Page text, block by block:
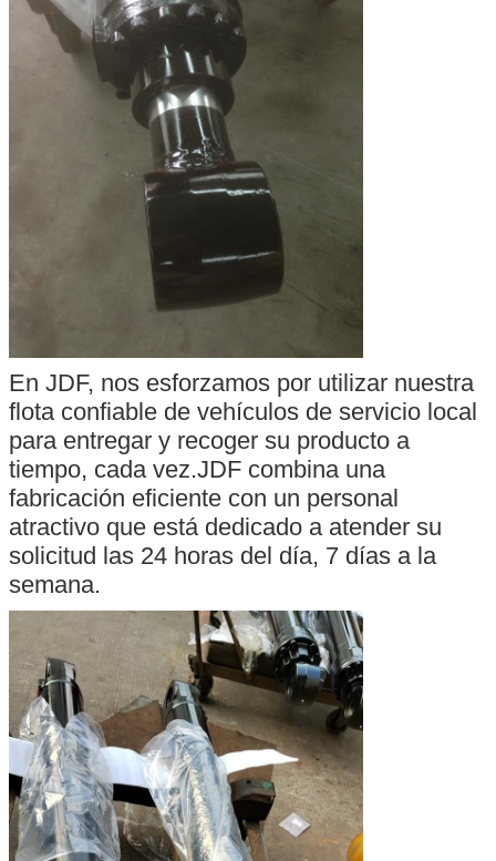
En JDF, nos esforzamos por utilizar nuestra
flota confiable de vehículos de servicio local
para entregar y recoger su producto a
tiempo, cada vez.JDF combina una
fabricación eficiente con un personal
atractivo que está dedicado a atender su
solicitud las 24 horas del día, 7 días a la
semana.